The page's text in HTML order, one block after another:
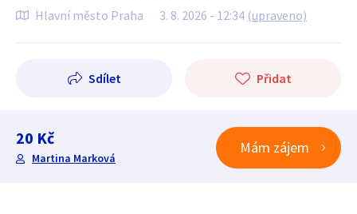
Hlavní město Praha 3. 8. 2026 - 12:34 (upraveno)
Sdílet Přidat
20 Kč
Martina Marková
Mám zájem